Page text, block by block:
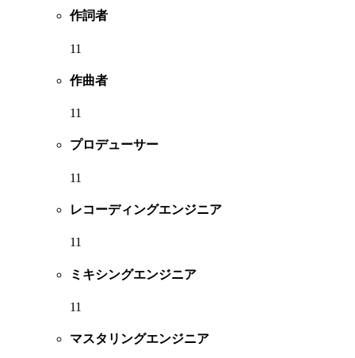
作詞者
11
作曲者
11
プロデューサー
11
レコーディングエンジニア
11
ミキシングエンジニア
11
マスタリングエンジニア